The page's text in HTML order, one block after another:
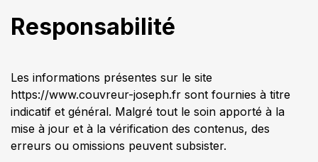
Responsabilité
Les informations présentes sur le site
https://www.couvreur-joseph.fr sont fournies à titre
indicatif et général. Malgré tout le soin apporté à la
mise à jour et à la vérification des contenus, des
erreurs ou omissions peuvent subsister.